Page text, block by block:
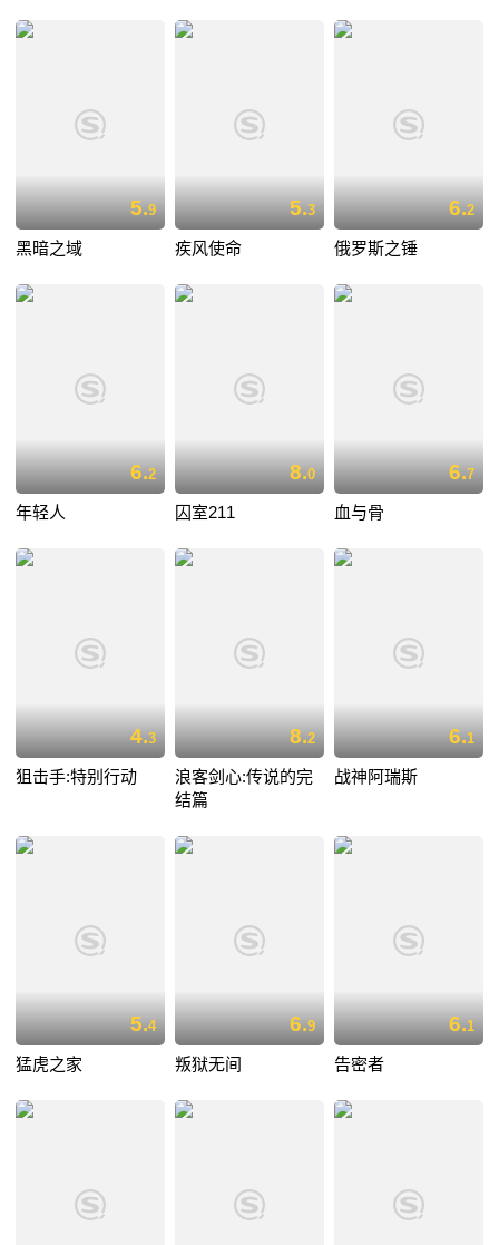
5.9
黑暗之域
5.3
疾风使命
6.2
俄罗斯之锤
6.2
年轻人
8.0
囚室211
6.7
血与骨
4.3
狙击手:特别行动
8.2
浪客剑心:传说的完
结篇
6.1
战神阿瑞斯
5.4
猛虎之家
6.9
叛狱无间
6.1
告密者